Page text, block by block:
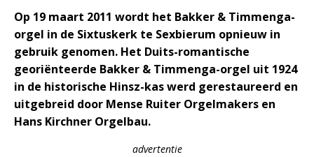
Op 19 maart 2011 wordt het Bakker & Timmenga-
orgel in de Sixtuskerk te Sexbierum opnieuw in
gebruik genomen. Het Duits-romantische
georiënteerde Bakker & Timmenga-orgel uit 1924
in de historische Hinsz-kas werd gerestaureerd en
uitgebreid door Mense Ruiter Orgelmakers en
Hans Kirchner Orgelbau.
advertentie